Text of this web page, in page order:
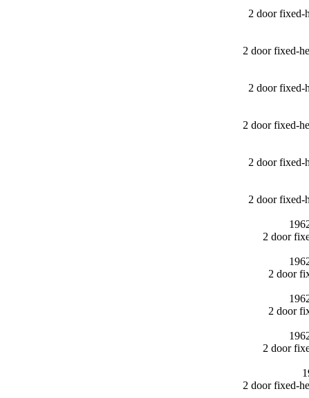
2 door fixed-
2 door fixed-
2 door fixed-
2 door fixed-
2 door fixed-
2 door fixed-
2 door
2 door
2 door
2 door
2 door fixed-